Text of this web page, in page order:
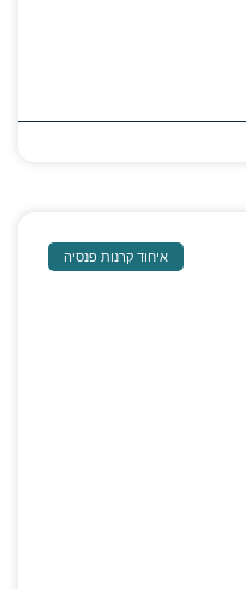
איחוד קרנות פנסיה